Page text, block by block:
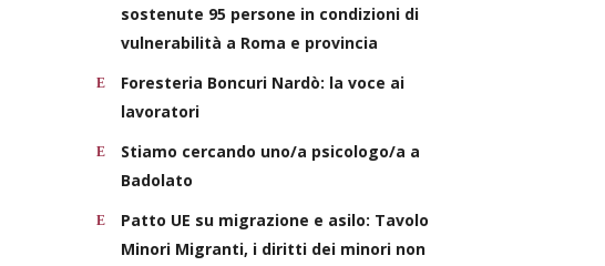
sostenute 95 persone in condizioni di
vulnerabilità a Roma e provincia
Foresteria Boncuri Nardò: la voce ai
lavoratori
Stiamo cercando uno/a psicologo/a a
Badolato
Patto UE su migrazione e asilo: Tavolo
Minori Migranti, i diritti dei minori non